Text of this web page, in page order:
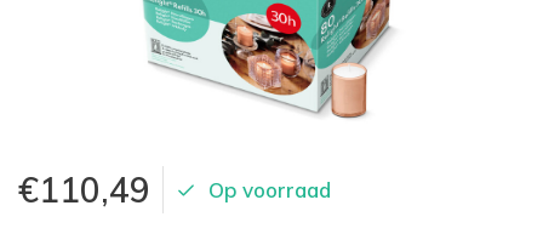
€110,49 Op voorraad